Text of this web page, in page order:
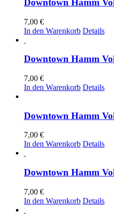
Downtown Hamm
7,00 €
In den Warenkorb Details
Downtown Hamm
7,00 €
In den Warenkorb Details
Downtown Hamm
7,00 €
In den Warenkorb Details
Downtown Hamm
7,00 €
In den Warenkorb Details